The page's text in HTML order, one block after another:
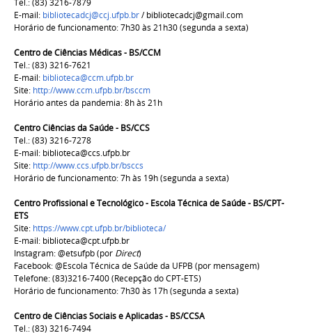
E-mail: bibliotecadcj@ccj.ufpb.br/ bibliotecadcj@gmail.com
Horário de funcionamento: 7h30 às 21h30 (segunda a sexta)
Centro de Ciências Médicas - BS/CCM
Tel.: (83) 3216-7621
E-mail: biblioteca@ccm.ufpb.br
Site: http://www.ccm.ufpb.br/bsccm
Horário antes da pandemia: 8h às 21h
Centro Ciências da Saúde - BS/CCS
Tel.: (83) 3216-7278
E-mail: biblioteca@ccs.ufpb.br
Site: http://www.ccs.ufpb.br/bsccs
Horário de funcionamento: 7h às 19h (segunda a sexta)
Centro Profissional e Tecnológico - EscolaTécnica de Saúde - BS/CPT-
ETS
Site: https://www.cpt.ufpb.br/biblioteca/
E-mail: biblioteca@cpt.ufpb.br
Instagram: @etsufpb (por Direct)
Facebook: @Escola Técnica de Saúde da UFPB (por mensagem)
Telefone: (83)3216-7400 (Recepção do CPT-ETS)
Horário de funcionamento: 7h30 às 17h (segunda a sexta)
Centro de Ciências Sociais e Aplicadas - BS/CCSA
Tel.: (83) 3216-7494